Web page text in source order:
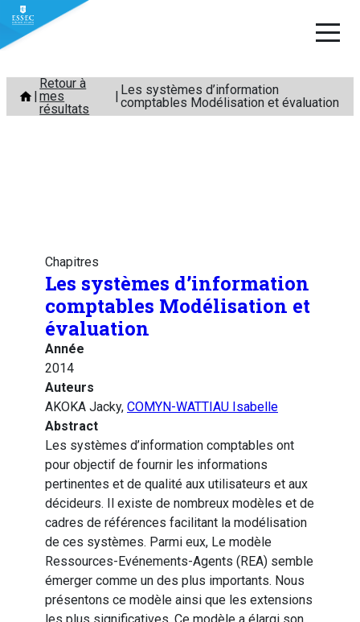
Aller
contenu
Retour à
mes
résultats
Les systèmes d’information
comptables Modélisation et évaluation
Chapitres
Les systèmes d’information
comptables Modélisation et
évaluation
Année
2014
Auteurs
AKOKA Jacky, COMYN-WATTIAU Isabelle
Abstract
Les systèmes d’information comptables ont
pour objectif de fournir les informations
pertinentes et de qualité aux utilisateurs et aux
décideurs. Il existe de nombreux modèles et de
cadres de références facilitant la modélisation
de ces systèmes. Parmi eux, Le modèle
Ressources-Evénements-Agents (REA) semble
émerger comme un des plus importants. Nous
présentons ce modèle ainsi que les extensions